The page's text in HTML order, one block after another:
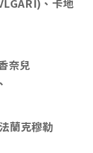
、卡地
奈兒
、
蘭克穆勒